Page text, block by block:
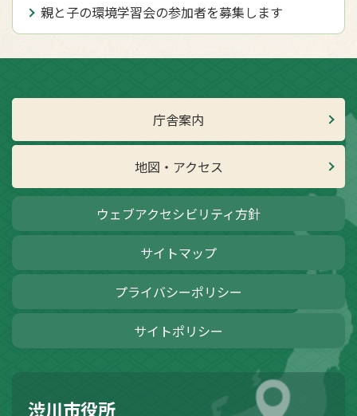
親と子の環境学習会の参加者を募集します
庁舎案内
地図・アクセス
ウェブアクセシビリティ方針
サイトマップ
プライバシーポリシー
サイトポリシー
渋川市役所